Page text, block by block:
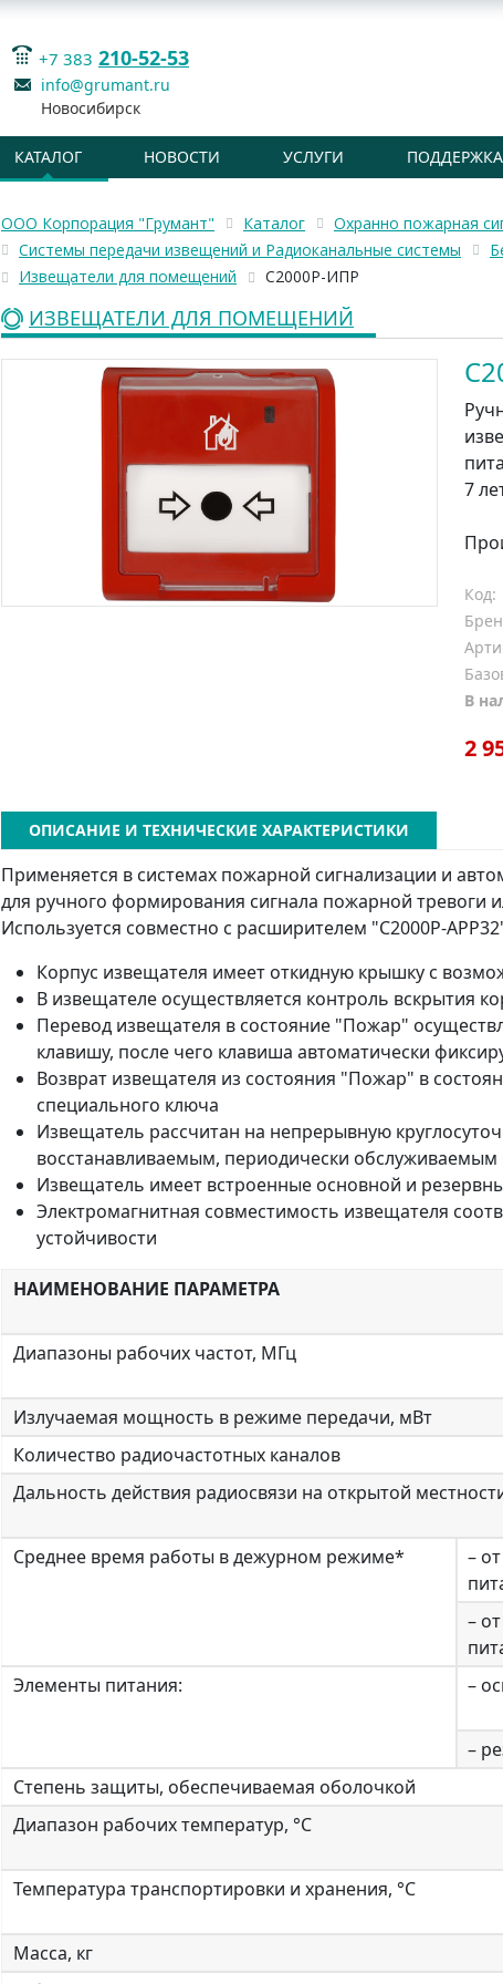
+7 383 210-52-53
info@grumant.ru
Новосибирск
КАТАЛОГ НОВОСТИ УСЛУГИ ПОДДЕРЖКА
ООО Корпорация "Грумант" Каталог
Охранно пожарная
Системы передачи извещений и Радиоканальные системы
Извещатели для помещений
С2000Р-ИПР
ИЗВЕЩАТЕЛИ ДЛЯ ПОМЕЩЕНИЙ
7
Код:
В
2
ОПИСАНИЕ И ТЕХНИЧЕСКИЕ ХАРАКТЕРИСТИКИ
Применяется в системах пожарной сигнализации и
для ручного формирования сигнала пожарной тревоги
Используется совместно с расширителем "С2000Р-
Корпус извещателя имеет откидную крышку с
В извещателе осуществляется контроль вскрытия
Перевод извещателя в состояние "Пожар"
клавишу, после чего клавиша автоматически
Возврат извещателя из состояния "Пожар" в
специального ключа
Извещатель рассчитан на непрерывную
восстанавливаемым, периодически обслуживаемым
Извещатель имеет встроенные основной и
Электромагнитная совместимость извещателя
устойчивости
НАИМЕНОВАНИЕ ПАРАМЕТРА
Диапазоны рабочих частот, МГц
Излучаемая мощность в режиме передачи, мВт
Количество радиочастотных каналов
Дальность действия радиосвязи на открытой
Среднее время работы в дежурном режиме*
–
–
Элементы питания: –
–
Степень защиты, обеспечиваемая оболочкой
Диапазон рабочих температур, °C
Температура транспортировки и хранения, °C
Масса, кг